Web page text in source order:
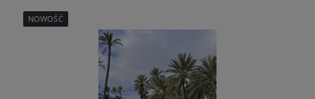
NOWOŚĆ